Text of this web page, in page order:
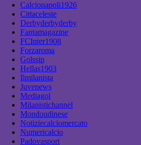
Calcionapoli1926
Cittaceleste
Derbyderbyderby
Fantamagazine
FCInter1908
Forzaroma
Golssip
Hellas1903
Ilmilanista
Juvenews
Mediagol
Milanistichannel
Mondoudinese
Notiziecalciomercato
Numericalcio
Padovasport